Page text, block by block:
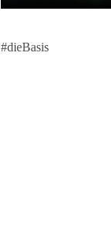
#dieBasis